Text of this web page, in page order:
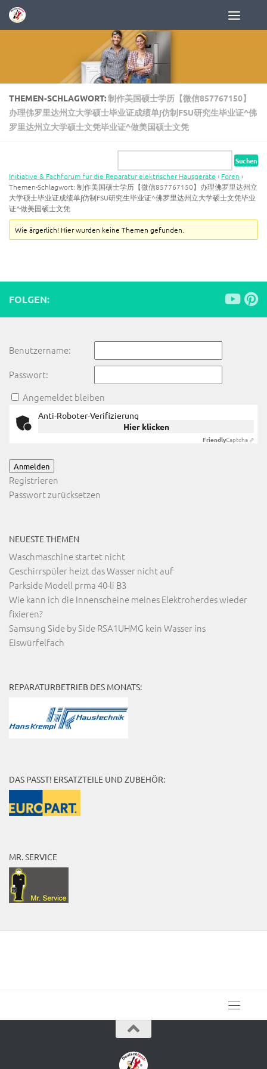
Zum Inhalt springen
THEMEN-SCHLAGWORT:制作美国硕士学历【微信857767150】
办理佛罗里达州立大学硕士毕业证成绩单∫仿制FSU研究生毕业证^佛
罗里达州立大学硕士文凭毕业证^做美国硕士文凭
Initiative & Fachforum für die Reparatur elektrischer Hausgeräte › Foren ›
Themen-Schlagwort: 制作美国硕士学历【微信857767150】办理佛罗里达州立
大学硕士毕业证成绩单∫仿制FSU研究生毕业证^佛罗里达州立大学硕士文凭毕业
证^做美国硕士文凭
Wie ärgerlich! Hier wurden keine Themen gefunden.
FOLGEN:
Benutzername:
Passwort:
Angemeldet bleiben
Anti-Roboter-Verifizierung
Hier klicken
FriendlyCaptcha ⇗
Anmelden
Registrieren
Passwort zurücksetzen
NEUESTE THEMEN
Waschmaschine startet nicht
Geschirrspüler heizt das Wasser nicht auf
Parkside Modell prma 40-li B3
Wie kann ich die Innenscheine meines Elektroherdes wieder
fixieren?
Samsung Side by Side RSA1UHMG kein Wasser ins
Eiswürfelfach
REPARATURBETRIEB DES MONATS:
DAS PASST! ERSATZTEILE UND ZUBEHÖR:
MR. SERVICE